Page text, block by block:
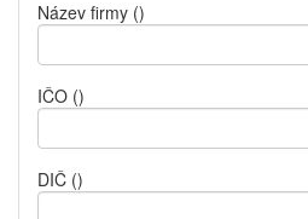
Název firmy ()
IČO ()
DIČ ()